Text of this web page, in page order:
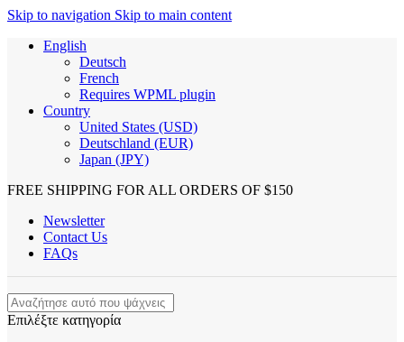
Skip to navigation Skip to main content
English
Deutsch
French
Requires WPML plugin
Country
United States (USD)
Deutschland (EUR)
Japan (JPY)
FREE SHIPPING FOR ALL ORDERS OF $150
Newsletter
Contact Us
FAQs
Επιλέξτε κατηγορία